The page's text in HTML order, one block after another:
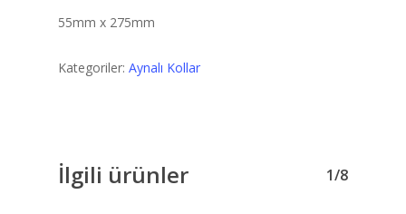
55mm x 275mm
Kategoriler: Aynalı Kollar
İlgili ürünler 1/8